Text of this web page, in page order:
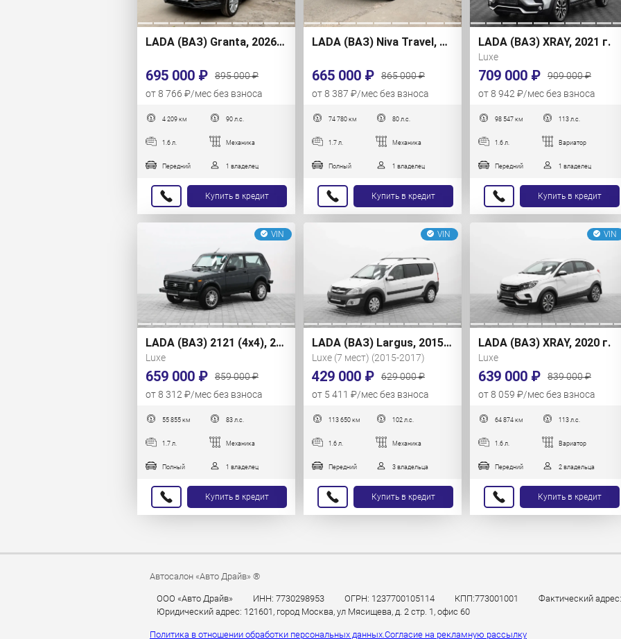
LADA (ВАЗ) Granta, 2026 г.
695 000 ₽
895 000 ₽
от 8 766 ₽/мес без взноса
4 209 км 90 л.с.
1.6 л. Механика
Передний 1 владелец
Купить в кредит
LADA (ВАЗ) Niva Travel, 2023 г.
665 000 ₽
865 000 ₽
от 8 387 ₽/мес без взноса
74 780 км 80 л.с.
1.7 л. Механика
Полный 1 владелец
Купить в кредит
LADA (ВАЗ) XRAY, 2021 г.
Luxe
709 000 ₽
909 000 ₽
от 8 942 ₽/мес без взноса
98 547 км 113 л.с.
1.6 л. Вариатор
Передний 1 владелец
Купить в кредит
VIN
LADA (ВАЗ) 2121 (4x4), 2021 г.
Luxe
659 000 ₽
859 000 ₽
от 8 312 ₽/мес без взноса
55 855 км 83 л.с.
1.7 л. Механика
Полный 1 владелец
Купить в кредит
VIN
LADA (ВАЗ) Largus, 2015 г.
Luxe (7 мест) (2015-2017)
429 000 ₽
629 000 ₽
от 5 411 ₽/мес без взноса
113 650 км 102 л.с.
1.6 л. Механика
Передний 3 владельца
Купить в кредит
VIN
LADA (ВАЗ) XRAY, 2020 г.
Luxe
639 000 ₽
839 000 ₽
от 8 059 ₽/мес без взноса
64 874 км 113 л.с.
1.6 л. Вариатор
Передний 2 владельца
Купить в кредит
Автосалон «Авто Драйв» ®
ООО «Авто Драйв» ИНН: 7730298953 ОГРН: 1237700105114 КПП:773001001
Фактический
Юридический адрес: 121601, город Москва, ул Мясищева, д. 2 стр. 1, офис 60
Политика в отношении обработки персональных данных.Согласие на рекламную рассылку